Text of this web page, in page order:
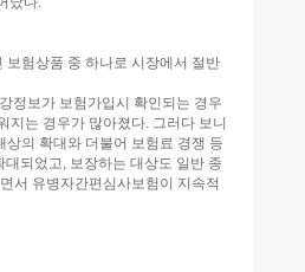
험상품 중 하나로 시장에서 절반
정보가 보험가입시 확인되는 경우
지는 경우가 많아졌다. 그러다 보니
의 확대와 더불어 보험료 경쟁 등
되었고, 보장하는 대상도 일반 종
서 유병자간편심사보험이 지속적